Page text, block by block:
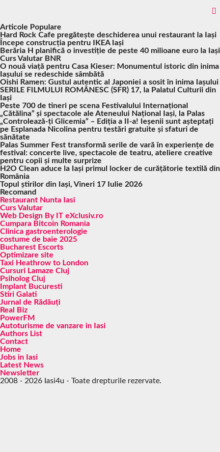
Articole Populare
Hard Rock Cafe pregătește deschiderea unui restaurant la Iași
Începe construcția pentru IKEA Iași
Berăria H planifică o investiție de peste 40 milioane euro la Iași
Curs Valutar BNR
O nouă viață pentru Casa Kieser: Monumentul istoric din inima
Iașului se redeschide sâmbătă
Oishi Ramen: Gustul autentic al Japoniei a sosit în inima Iașului
SERILE FILMULUI ROMÂNESC (SFR) 17, la Palatul Culturii din
Iași
Peste 700 de tineri pe scena Festivalului Internațional
„Cătălina” și spectacole ale Ateneului Național Iași, la Palas
„Controlează-ți Glicemia” – Ediția a II-a! Ieșenii sunt așteptați
pe Esplanada Nicolina pentru testări gratuite și sfaturi de
sănătate
Palas Summer Fest transformă serile de vară în experiențe de
festival: concerte live, spectacole de teatru, ateliere creative
pentru copii și multe surprize
H2O Clean aduce la Iași primul locker de curățătorie textilă din
România
Topul știrilor din Iași, Vineri 17 Iulie 2026
Recomand
Restaurant Nunta Iasi
Curs Valutar
Web Design By IT eXclusiv.ro
Cumpara Bitcoin Romania
Clinica gastroenterologie
costume de baie 2025
Bucharest Escorts
Optimizare site
Taxi Heathrow to London
Cursuri Lamaze Cluj
Psiholog Cluj
Implant Bucuresti
Stiri Galati
Jurnal de Rădăuți
Real Biz
PowerFM
Autoturisme de vanzare in Iasi
Authors List
Contact
Home
Jobs in Iasi
Latest News
Newsletter
2008 - 2026 Iasi4u - Toate drepturile rezervate.